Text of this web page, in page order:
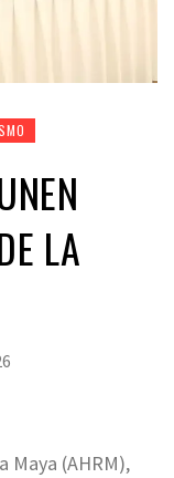
LA
Maya (AHRM),